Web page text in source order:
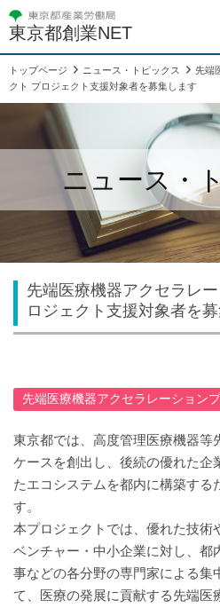
東京都創業NET
トップページ ニュース・トピックス
先端
クト プロジェクト支援対象者を募集します
ニュース・
先端医療機器アクセラレ
ロジェクト支援対象者を
先端医療機器アクセラレーション
東京都では、高度管理医療機器等
ケースを創出し、後続の優れた企
たエコシステムを都内に構築する
す。
本プロジェクトでは、優れた技術
ベンチャー・中小企業に対し、都
事などの各分野の専門家による集
て、医療の発展に貢献する先端医